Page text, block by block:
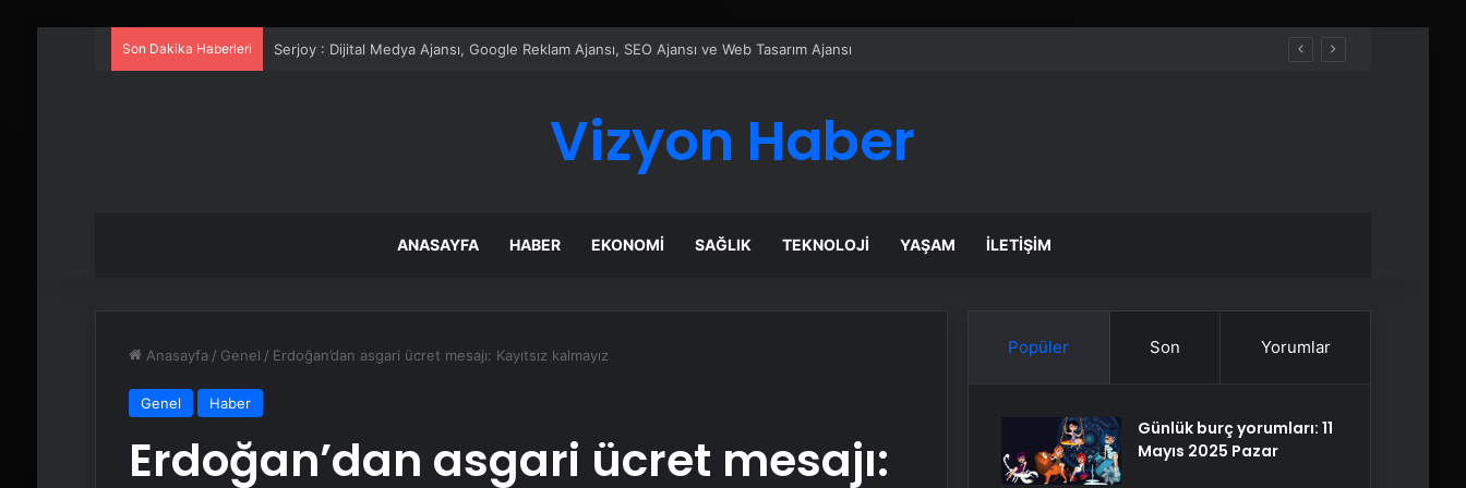
Son Dakika Haberleri UETDS Nedir ? Uetds.com İle Akıllı Dijital Taşımacılık Yazılımı
Vizyon Haber
ANASAYFA HABER EKONOMI SAĞLIK TEKNOLOJI YAŞAM İLETIŞIM
Anasayfa / Genel / Erdoğan’dan asgari ücret mesajı: Kayıtsız kalmayız
Genel Haber
Erdoğan’dan asgari ücret mesajı:
Popüler Son Yorumlar
Günlük burç yorumları: 11
Mayıs 2025 Pazar